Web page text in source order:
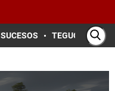
SUCESOS TEGUCIGALPA